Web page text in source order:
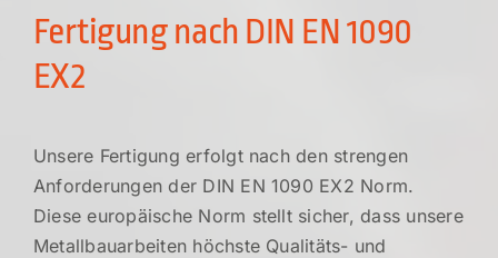
Fertigung nach DIN EN 1090
EX2
Unsere Fertigung erfolgt nach den strengen
Anforderungen der DIN EN 1090 EX2 Norm.
Diese europäische Norm stellt sicher, dass unsere
Metallbauarbeiten höchste Qualitäts- und